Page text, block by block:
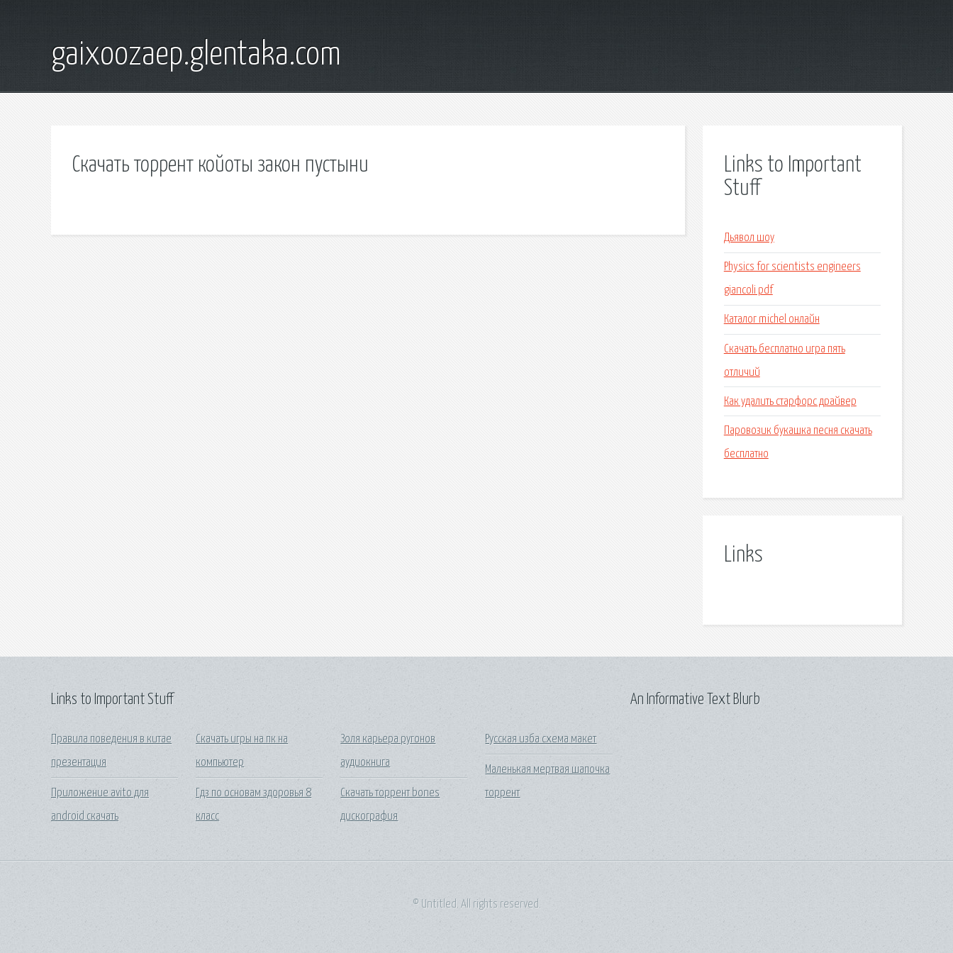
gaixoozaep.glentaka.com
Скачать торрент койоты закон пустыни
Links to Important
Stuff
Дьявол шоу
Physics for scientists engineers
giancoli pdf
Каталог michel онлайн
Скачать бесплатно игра пять
отличий
Как удалить старфорс драйвер
Паровозик букашка песня скачать
бесплатно
Links
Links to Important Stuff
Правила поведения в китае
презентация
Приложение avito для
android скачать
Скачать игры на пк на
компьютер
Гдз по основам здоровья 8
класс
Золя карьера ругонов
аудиокнига
Скачать торрент bones
дискография
Русская изба схема макет
Маленькая мертвая шапочка
торрент
An Informative Text Blurb
© Untitled. All rights reserved.